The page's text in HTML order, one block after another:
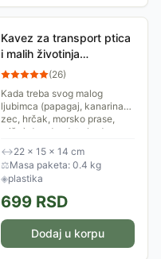
Kavez za transport ptica
i malih životinja
22x15x14cm Trixie 5901
(26)
Kada treba svog malog
ljubimca (papagaj, kanarinac,
zec, hrčak, morsko prase,
miš...) da odvedete kod
je kavez za...
↔22 × 15 × 14 cm
⚖Masa paketa: 0.4 kg
◈plastika
699 RSD
Dodaj u korpu